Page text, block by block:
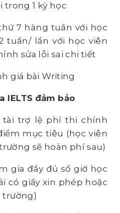
trong 1 kỳ học
7 hàng tuần với học
tuần/ lần với học viên
sửa lỗi sai chi tiết
giá bài Writing
IELTS đảm bảo
tài trợ lệ phí thi chính
mục tiêu (học viên
sẽ hoàn phí sau)
gia đầy đủ số giờ học
có giấy xin phép hoặc
trường)